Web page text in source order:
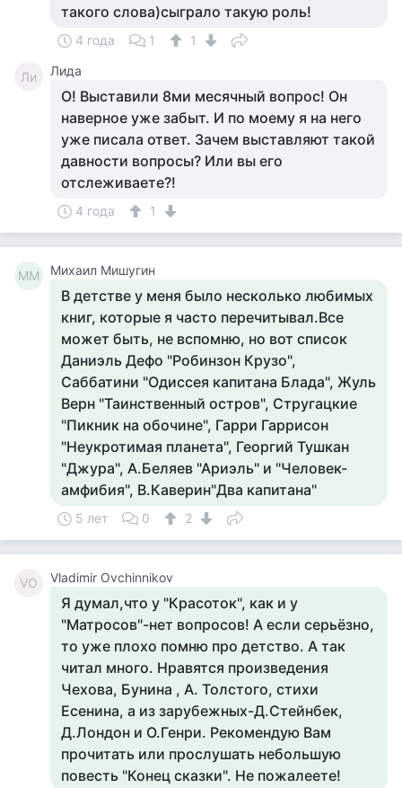
такого слова)сыграло такую роль!
4 года 1 1
Ли Лида
О! Выставили 8ми месячный вопрос! Он
наверное уже забыт. И по моему я на него
уже писала ответ. Зачем выставляют такой
давности вопросы? Или вы его
отслеживаете?!
4 года 1
ММ Михаил Мишугин
В детстве у меня было несколько любимых
книг, которые я часто перечитывал.Все
может быть, не вспомню, но вот список
Даниэль Дефо "Робинзон Крузо",
Саббатини "Одиссея капитана Блада", Жуль
Верн "Таинственный остров", Стругацкие
"Пикник на обочине", Гарри Гаррисон
"Неукротимая планета", Георгий Тушкан
"Джура", А.Беляев "Ариэль" и "Человек-
амфибия", В.Каверин"Два капитана"
5 лет 0 2
VO Vladimir Ovchinnikov
Я думал,что у "Красоток", как и у
"Матросов"-нет вопросов! А если серьёзно,
то уже плохо помню про детство. А так
читал много. Нравятся произведения
Чехова, Бунина , А. Толстого, стихи
Есенина, а из зарубежных-Д.Стейнбек,
Д.Лондон и О.Генри. Рекомендую Вам
прочитать или прослушать небольшую
повесть "Конец сказки". Не пожалеете!